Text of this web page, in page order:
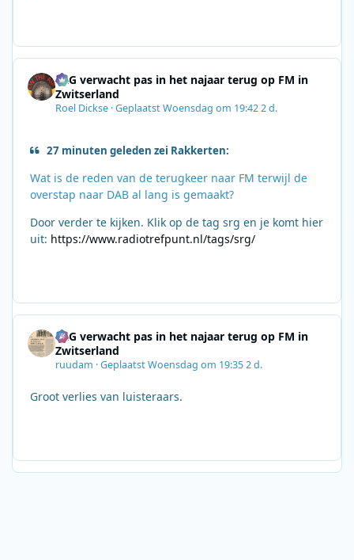
SRG verwacht pas in het najaar terug op FM in
Zwitserland
Roel Dickse ·GeplaatstWoensdag om 19:422 d.
27 minuten geleden zei Rakkerten:
Wat is de reden van de terugkeer naar FM terwijl de
overstap naar DAB al lang is gemaakt?
Door verder te kijken. Klik op de tag srg en je komt hier
uit: https://www.radiotrefpunt.nl/tags/srg/
SRG verwacht pas in het najaar terug op FM in
Zwitserland
ruudam ·GeplaatstWoensdag om 19:352 d.
Groot verlies van luisteraars.